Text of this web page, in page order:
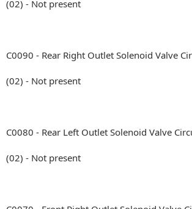
(02) - Not present
C0090 - Rear Right Outlet Solenoid Valve
(02) - Not present
C0080 - Rear Left Outlet Solenoid Valve
(02) - Not present